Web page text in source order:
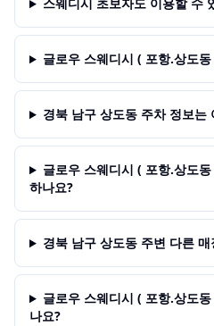
글로우 스웨디시 ( 포항.상도
경북 남구 상도동 주차 정보는
글로우 스웨디시 ( 포항.상도
하나요?
경북 남구 상도동 주변 다른
글로우 스웨디시 ( 포항.상도
나요?